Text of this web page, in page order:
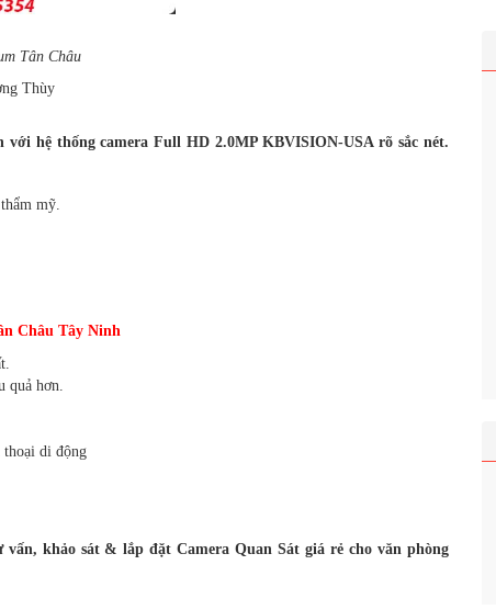
Tân Châu
Thùy
hệ thống camera Full HD 2.0MP KBVISION-USA rõ sắc nét.
mỹ.
Châu Tây Ninh
quả hơn.
thoại di động
vấn, khảo sát & lắp đặt Camera Quan Sát giá rẻ cho văn phòng